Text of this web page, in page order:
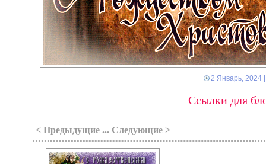
2 Январь, 2024|
Ссылки для
< Предыдущие ... Следующие >